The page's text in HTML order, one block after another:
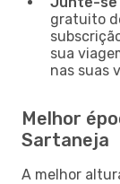
gratuito
sua
nas suas
Melhor
Sartaneja
A melhor